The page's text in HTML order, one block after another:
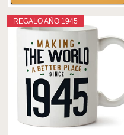
REGALO AÑO 1945